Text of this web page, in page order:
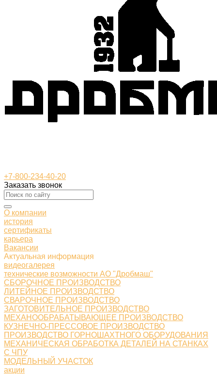
+7-800-234-40-20
Заказать звонок
О компании
история
сертификаты
карьера
Вакансии
Актуальная информация
видеогалерея
технические возможности АО "Дробмаш"
СБОРОЧНОЕ ПРОИЗВОДСТВО
ЛИТЕЙНОЕ ПРОИЗВОДСТВО
СВАРОЧНОЕ ПРОИЗВОДСТВО
ЗАГОТОВИТЕЛЬНОЕ ПРОИЗВОДСТВО
МЕХАНООБРАБАТЫВАЮЩЕЕ ПРОИЗВОДСТВО
КУЗНЕЧНО-ПРЕССОВОЕ ПРОИЗВОДСТВО
ПРОИЗВОДСТВО ГОРНОШАХТНОГО ОБОРУДОВАНИЯ
МЕХАНИЧЕСКАЯ ОБРАБОТКА ДЕТАЛЕЙ НА СТАНКАХ
С ЧПУ
МОДЕЛЬНЫЙ УЧАСТОК
акции